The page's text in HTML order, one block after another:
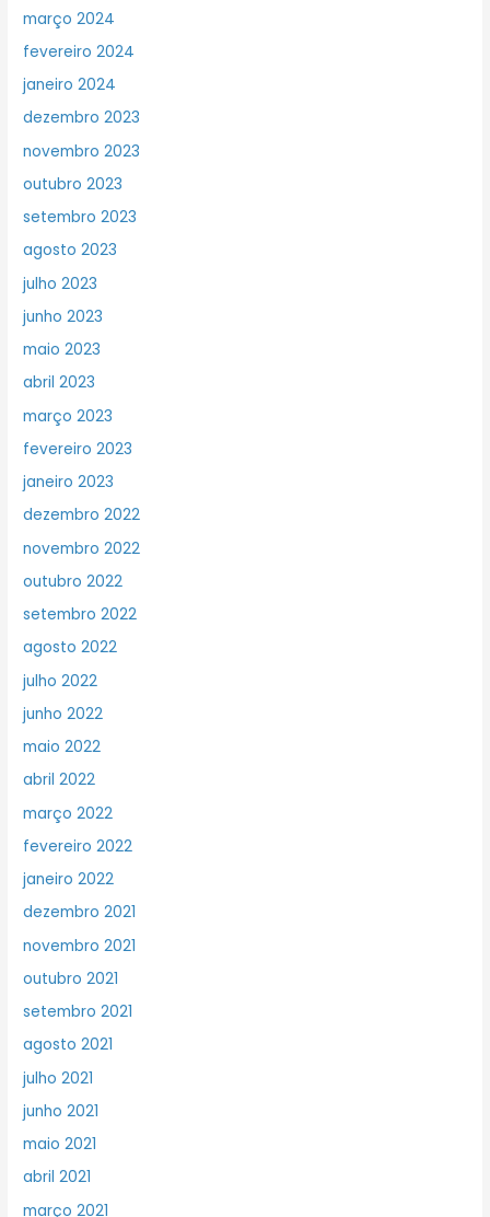
março 2024
fevereiro 2024
janeiro 2024
dezembro 2023
novembro 2023
outubro 2023
setembro 2023
agosto 2023
julho 2023
junho 2023
maio 2023
abril 2023
março 2023
fevereiro 2023
janeiro 2023
dezembro 2022
novembro 2022
outubro 2022
setembro 2022
agosto 2022
julho 2022
junho 2022
maio 2022
abril 2022
março 2022
fevereiro 2022
janeiro 2022
dezembro 2021
novembro 2021
outubro 2021
setembro 2021
agosto 2021
julho 2021
junho 2021
maio 2021
abril 2021
março 2021